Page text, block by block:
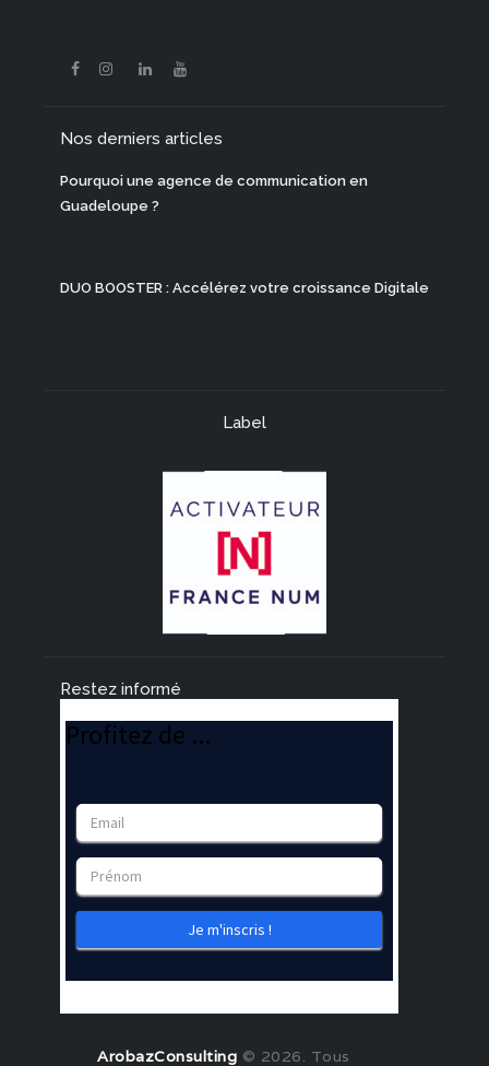
Nos derniers articles
Pourquoi une agence de communication en
Guadeloupe ?
DUO BOOSTER : Accélérez votre croissance Digitale
Label
Restez informé
ArobazConsulting © 2026. Tous